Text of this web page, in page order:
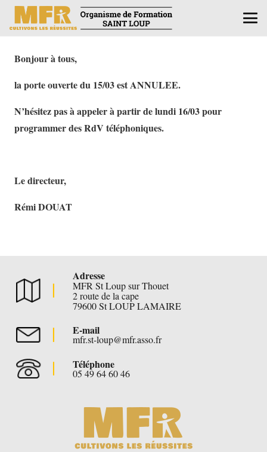
Bonjour à tous,
la porte ouverte du 15/03 est ANNULEE.
N’hésitez pas à appeler à partir de lundi 16/03 pour
programmer des RdV téléphoniques.
Le directeur,
Rémi DOUAT
Adresse
MFR St Loup sur Thouet
2 route de la cape
79600 St LOUP LAMAIRE
E-mail
mfr.st-loup@mfr.asso.fr
Téléphone
05 49 64 60 46